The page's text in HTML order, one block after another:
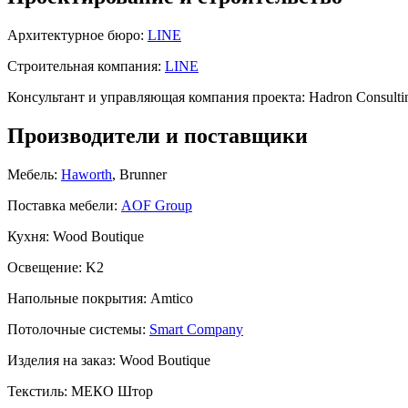
Архитектурное бюро: LINE
Строительная компания: LINE
Консультант и управляющая компания проекта: Hadron
Производители и поставщики
Мебель: Haworth, Brunner
Поставка мебели: AOF Group
Кухня: Wood Boutique
Освещение: K2
Напольные покрытия: Amtico
Потолочные системы: Smart Company
Изделия на заказ: Wood Boutique
Текстиль: МЕКО Штор